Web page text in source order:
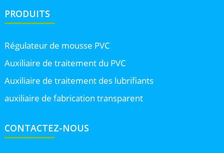
PRODUITS
Régulateur de mousse PVC
Auxiliaire de traitement du PVC
Auxiliaire de traitement des lubrifiants
auxiliaire de fabrication transparent
CONTACTEZ-NOUS